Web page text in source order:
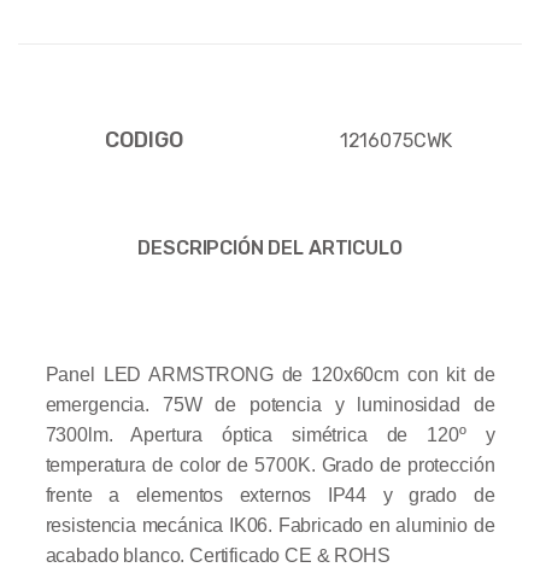
CODIGO 1216075CWK
DESCRIPCIÓN DEL ARTICULO
Panel LED ARMSTRONG de 120x60cm con kit de
emergencia. 75W de potencia y luminosidad de
7300lm. Apertura óptica simétrica de 120º y
temperatura de color de 5700K. Grado de protección
frente a elementos externos IP44 y grado de
resistencia mecánica IK06. Fabricado en aluminio de
acabado blanco.Certificado CE & ROHS